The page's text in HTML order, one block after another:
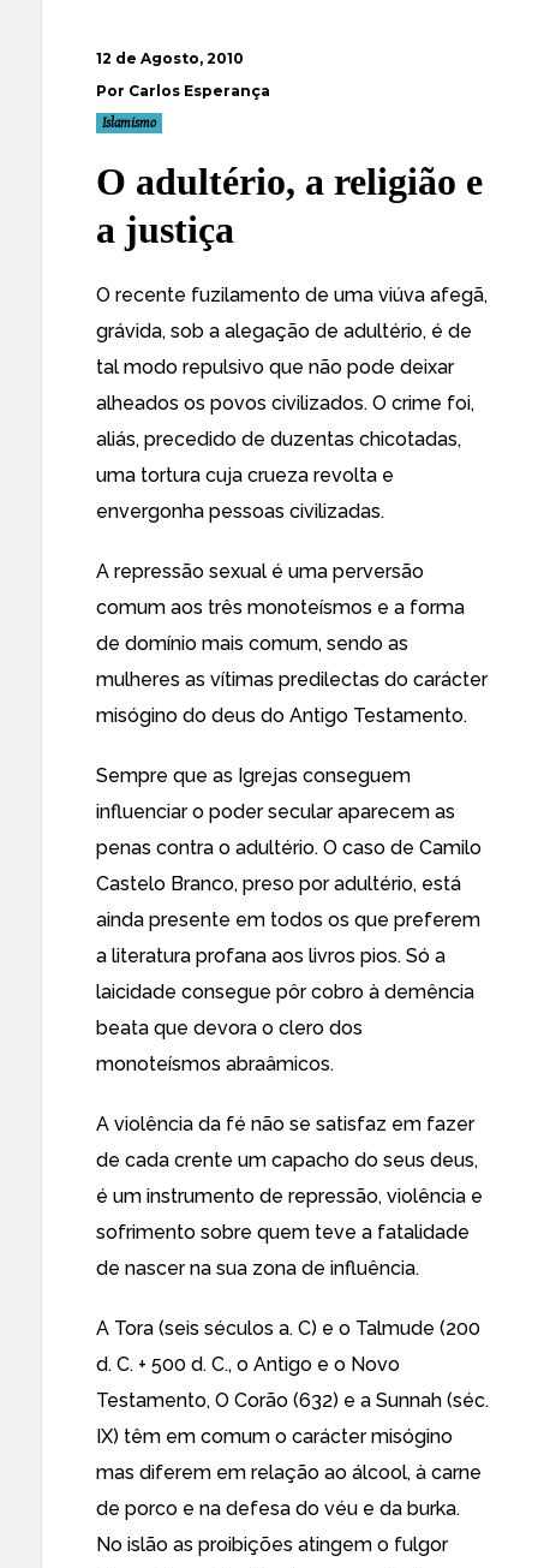
12 de Agosto, 2010
Por Carlos Esperança
Islamismo
O adultério, a religião e
a justiça
O recente fuzilamento de uma viúva afegã,
grávida, sob a alegação de adultério, é de
tal modo repulsivo que não pode deixar
alheados os povos civilizados. O crime foi,
aliás, precedido de duzentas chicotadas,
uma tortura cuja crueza revolta e
envergonha pessoas civilizadas.
A repressão sexual é uma perversão
comum aos três monoteísmos e a forma
de domínio mais comum, sendo as
mulheres as vítimas predilectas do carácter
misógino do deus do Antigo Testamento.
Sempre que as Igrejas conseguem
influenciar o poder secular aparecem as
penas contra o adultério. O caso de Camilo
Castelo Branco, preso por adultério, está
ainda presente em todos os que preferem
a literatura profana aos livros pios. Só a
laicidade consegue pôr cobro à demência
beata que devora o clero dos
monoteísmos abraâmicos.
A violência da fé não se satisfaz em fazer
de cada crente um capacho do seus deus,
é um instrumento de repressão, violência e
sofrimento sobre quem teve a fatalidade
de nascer na sua zona de influência.
A Tora (seis séculos a. C) e o Talmude (200
d. C. + 500 d. C., o Antigo e o Novo
Testamento, O Corão (632) e a Sunnah (séc.
IX) têm em comum o carácter misógino
mas diferem em relação ao álcool, à carne
de porco e na defesa do véu e da burka.
No islão as proibições atingem o fulgor